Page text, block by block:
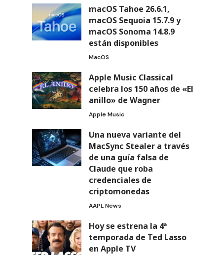
macOS Tahoe 26.6.1,
macOS Sequoia 15.7.9 y
macOS Sonoma 14.8.9
están disponibles
MacOS
Apple Music Classical
celebra los 150 años de «El
anillo» de Wagner
Apple Music
Una nueva variante del
MacSync Stealer a través
de una guía falsa de
Claude que roba
credenciales de
criptomonedas
AAPL News
Hoy se estrena la 4ª
temporada de Ted Lasso
en Apple TV